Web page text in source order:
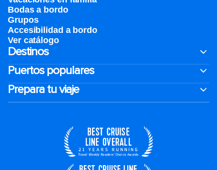
Bodas a bordo
Grupos
Accesibilidad a bordo
Ver catálogo
Destinos
Puertos populares
Prepara tu viaje